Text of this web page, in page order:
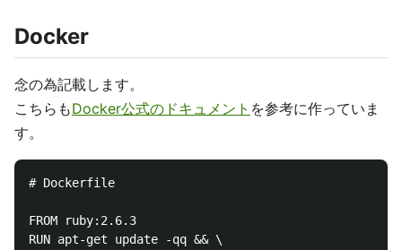
Docker
念の為記載します。
こちらもDocker公式のドキュメント を参考に作っていま
す。
# Dockerfile
FROM ruby:2.6.3
RUN apt-get update -qq && \